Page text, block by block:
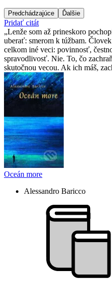
Predchádzajúce Ďalšie
Pridať citát
Lenže som až prineskoro
uberať: smerom k túžbam.
celkom iné veci: povinnosť,
spravodlivosť. Nie. To, čo
skutočnou vecou. Ak ich máš,
Oceán more
Alessandro Baricco